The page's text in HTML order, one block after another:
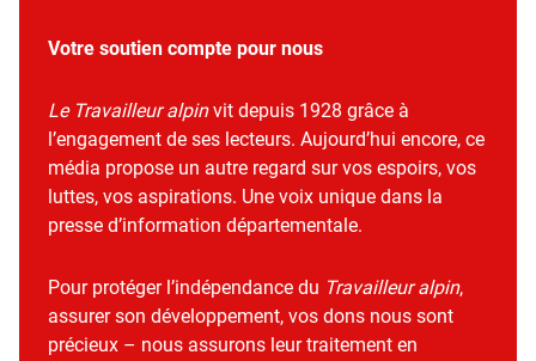
Votre soutien compte pour nous
Le Travailleur alpinvit depuis 1928 grâce à
l’engagement de ses lecteurs. Aujourd’hui encore, ce
média propose un autre regard sur vos espoirs, vos
luttes, vos aspirations. Une voix unique dans la
presse d’information départementale.
Pour protéger l’indépendance du Travailleur alpin,
assurer son développement, vos dons nous sont
précieux – nous assurons leur traitement en